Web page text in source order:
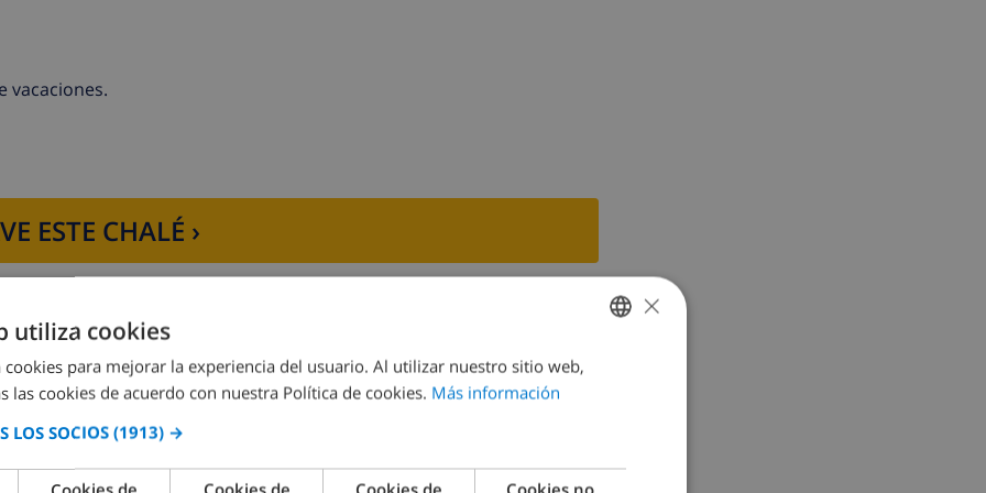
frigorífico, congelador, cafetera, calentador de agua,
suite
y baño en suite
vacaciones.
ESTE CHALÉ ›
SPANISH
DUTCH
SPANISH
×
utiliza cookies
cookies para mejorar la experiencia del usuario. Al utilizar nuestro sitio web,
las cookies de acuerdo con nuestra Política de cookies. Más información
LOS SOCIOS (1913) →